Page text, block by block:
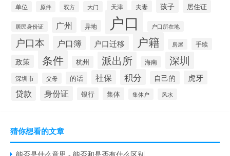
单位 原件 双方 大门 天津 夫妻 孩子 居住证
居民身份证 广州 异地 户口 户口所在地
户口本 户口簿 户口迁移 户籍 房屋 手续
政策 条件 杭州 派出所 海南 深圳
深圳市 父母 的话 社保 积分 自己的 虎牙
贷款 身份证 银行 集体 集体户 风水
猜你想看的文章
能否是什么意思 - 能否和是否有什么区别